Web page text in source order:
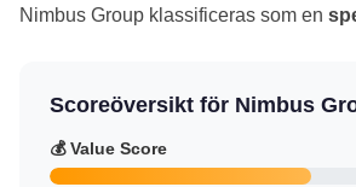
Nimbus Group klassificeras som en
Scoreöversikt för Nimbus
💰 Value Score